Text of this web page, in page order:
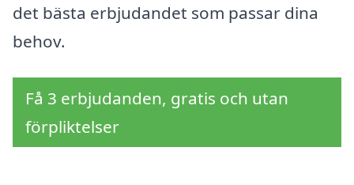
det bästa erbjudandet som passar dina
behov.
Få 3 erbjudanden, gratis och utan
förpliktelser